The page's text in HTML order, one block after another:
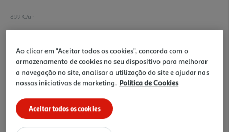
8.99 €/un
10,00 €PVP de editor
8,99 €
Notas de preparação
Ao clicar em "Aceitar todos os cookies", concorda com o
armazenamento de cookies no seu dispositivo para melhorar
a navegação no site, analisar a utilização do site e ajudar nas
nossas iniciativas de marketing. Política de Cookies
Aceitar todos os cookies